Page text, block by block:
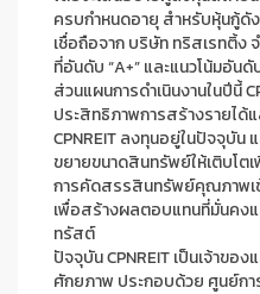
ครบกำหนดอายุ สำหรับหุ้นกู้ดั
เชื่อถือจาก บริษัท ทริสเรทติ้ง
ที่อันดับ “A+” และแนวโน้มอันดั
ส่วนแผนการดำเนินงานในปีนี้
ประสิทธิภาพการสร้างรายได้
CPNREIT ลงทุนอยู่ในปัจจุบัน
ขยายขนาดสินทรัพย์ให้เติบโตเ
การคัดสรรสินทรัพย์คุณภาพเ
เพื่อสร้างผลตอบแทนที่มั่นคง
ทรัสต์
ปัจจุบัน CPNREIT เป็นเจ้าขอ
ศักยภาพ ประกอบด้วย ศูนย์กา